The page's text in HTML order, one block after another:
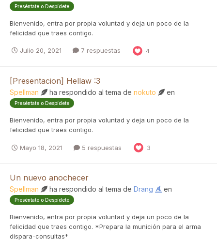
Preséntate o Despídete
Bienvenido, entra por propia voluntad y deja un poco de la
felicidad que traes contigo.
Julio 20, 2021 7 respuestas 4
[Presentacion] Hellaw :3
Spellman ha respondido al tema de nokuto en
Preséntate o Despídete
Bienvenido, entra por propia voluntad y deja un poco de la
felicidad que traes contigo.
Mayo 18, 2021 5 respuestas 3
Un nuevo anochecer
Spellman ha respondido al tema de Drang en
Preséntate o Despídete
Bienvenido, entra por propia voluntad y deja un poco de la
felicidad que traes contigo. *Prepara la munición para el arma
dispara-consultas*